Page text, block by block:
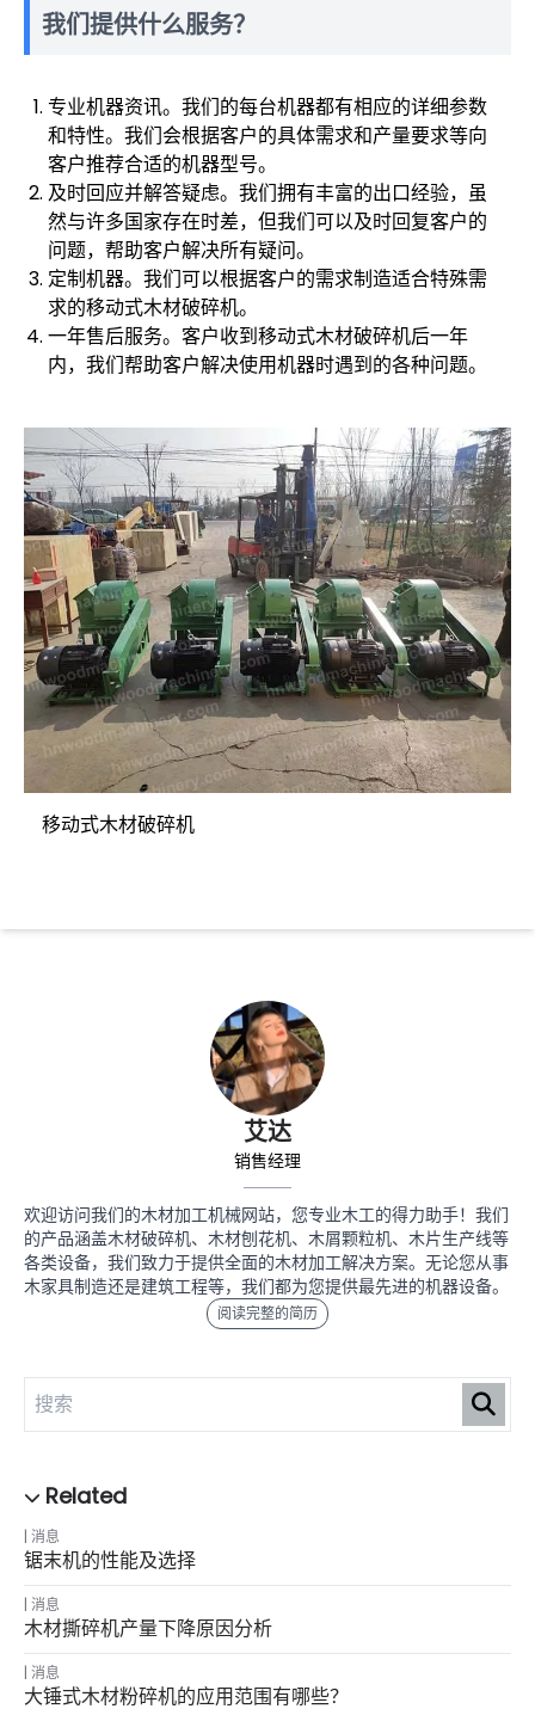
艾达
销售经理
欢迎访问我们的木材加工机械网站，您专业木工的得力助手！我们
的产品涵盖木材破碎机、木材刨花机、木屑颗粒机、木片生产线等
各类设备，我们致力于提供全面的木材加工解决方案。无论您从事
木家具制造还是建筑工程等，我们都为您提供最先进的机器设备。
阅读完整的简历
消息
锯末机的性能及选择
消息
木材撕碎机产量下降原因分析
消息
大锤式木材粉碎机的应用范围有哪些？
我们提供什么服务？
专业机器资讯。我们的每台机器都有相应的详细参数
和特性。我们会根据客户的具体需求和产量要求等向
客户推荐合适的机器型号。
及时回应并解答疑虑。我们拥有丰富的出口经验，虽
然与许多国家存在时差，但我们可以及时回复客户的
问题，帮助客户解决所有疑问。
定制机器。我们可以根据客户的需求制造适合特殊需
求的移动式木材破碎机。
一年售后服务。客户收到移动式木材破碎机后一年
内，我们帮助客户解决使用机器时遇到的各种问题。
移动式木材破碎机